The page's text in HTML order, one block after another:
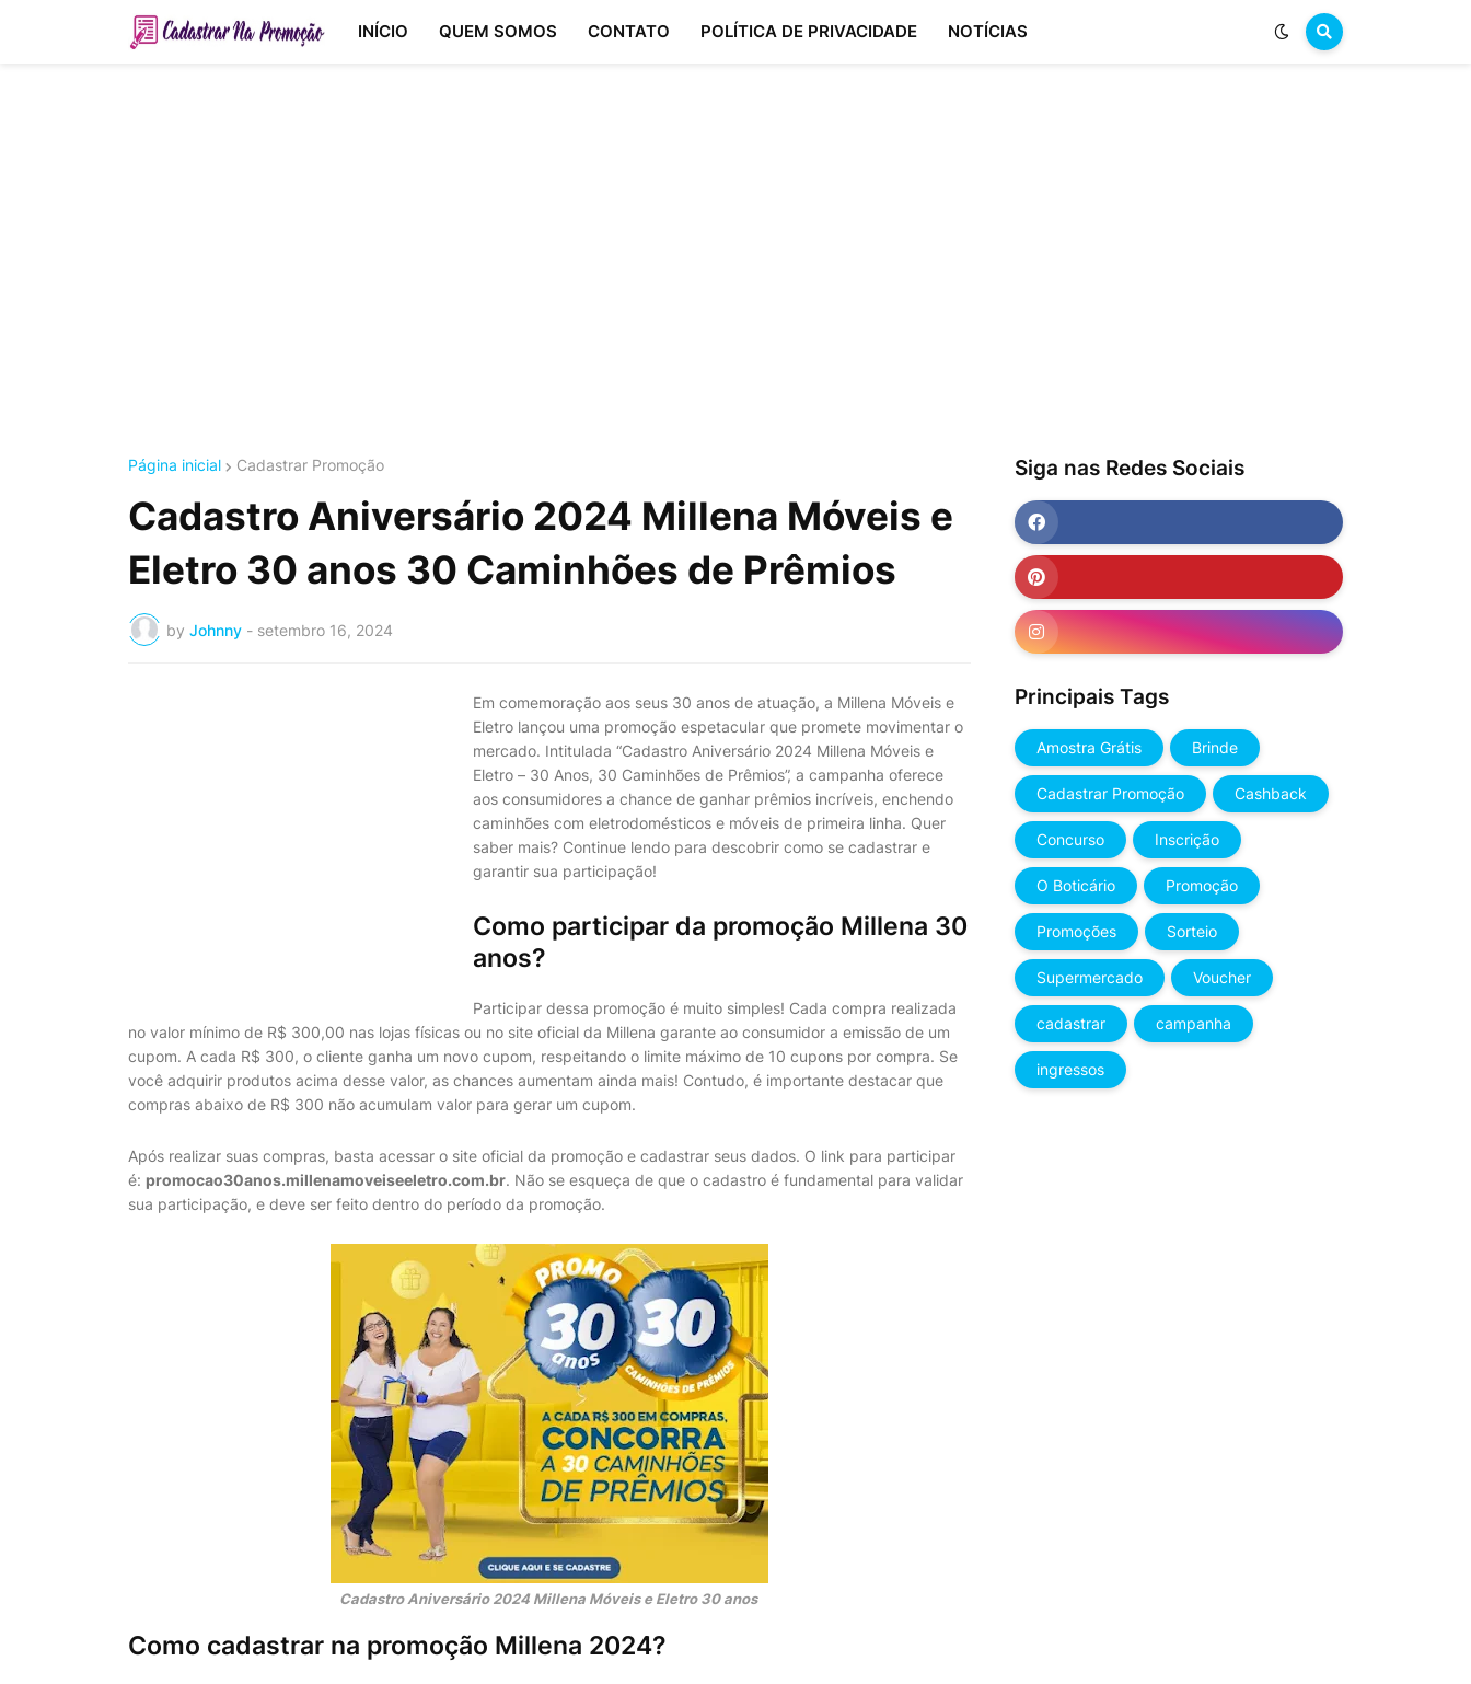
INÍCIO QUEM SOMOS CONTATO POLÍTICA DE PRIVACIDADE NOTÍCIAS
Página inicial Cadastrar Promoção
Cadastro Aniversário 2024 Millena Móveis e
Eletro 30 anos 30 Caminhões de Prêmios
by Johnny - setembro 16, 2024
Em comemoração aos seus 30 anos de atuação, a Millena Móveis e
Eletro lançou uma promoção espetacular que promete movimentar o
mercado. Intitulada “Cadastro Aniversário 2024 Millena Móveis e
Eletro – 30 Anos, 30 Caminhões de Prêmios”, a campanha oferece
aos consumidores a chance de ganhar prêmios incríveis, enchendo
caminhões com eletrodomésticos e móveis de primeira linha. Quer
saber mais? Continue lendo para descobrir como se cadastrar e
garantir sua participação!
Como participar da promoção Millena 30
anos?
Participar dessa promoção é muito simples! Cada compra realizada
no valor mínimo de R$ 300,00 nas lojas físicas ou no site oficial da Millena garante ao consumidor a emissão de um
cupom. A cada R$ 300, o cliente ganha um novo cupom, respeitando o limite máximo de 10 cupons por compra. Se
você adquirir produtos acima desse valor, as chances aumentam ainda mais! Contudo, é importante destacar que
compras abaixo de R$ 300 não acumulam valor para gerar um cupom.
Após realizar suas compras, basta acessar o site oficial da promoção e cadastrar seus dados. O link para participar
é: promocao30anos.millenamoveiseeletro.com.br. Não se esqueça de que o cadastro é fundamental para validar
sua participação, e deve ser feito dentro do período da promoção.
Cadastro Aniversário 2024 Millena Móveis e Eletro 30 anos
Como cadastrar na promoção Millena 2024?
Siga nas Redes Sociais
Principais Tags
Amostra Grátis Brinde
Cadastrar Promoção Cashback
Concurso Inscrição
O Boticário Promoção
Promoções Sorteio
Supermercado Voucher
cadastrar campanha
ingressos